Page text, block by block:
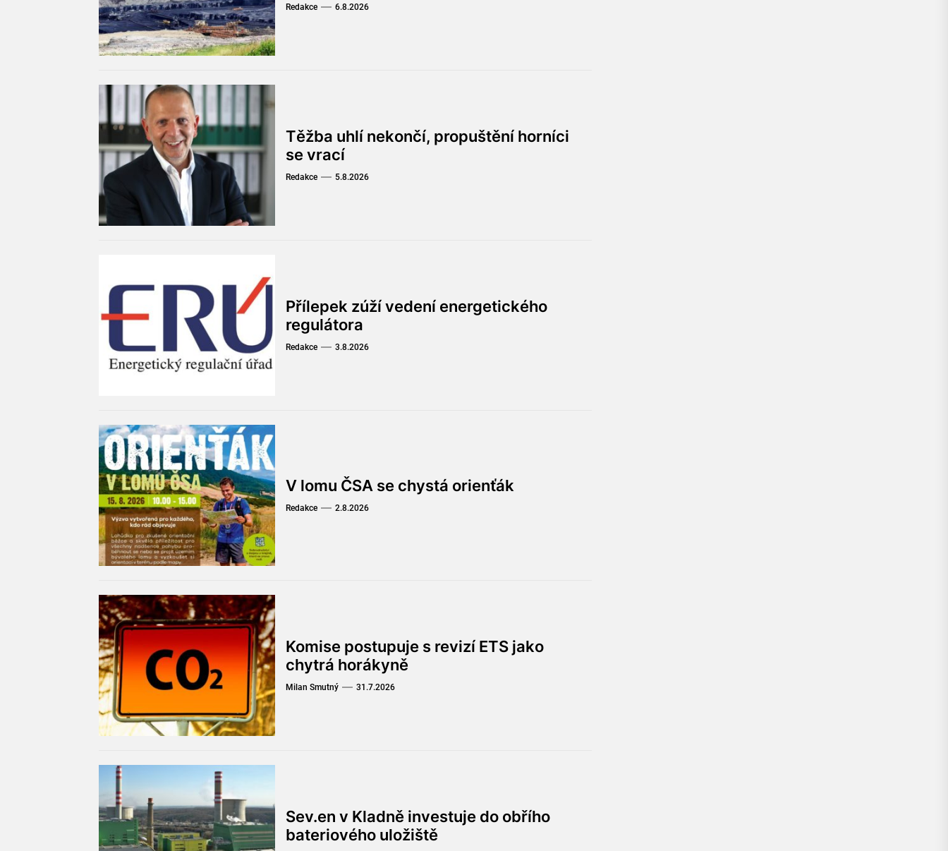
Redakce 6.8.2026
Těžba uhlí nekončí, propuštění horníci
se vrací
Redakce 5.8.2026
Přílepek zúží vedení energetického
regulátora
Redakce 3.8.2026
V lomu ČSA se chystá orienťák
Redakce 2.8.2026
Komise postupuje s revizí ETS jako
chytrá horákyně
Milan Smutný 31.7.2026
Sev.en v Kladně investuje do obřího
bateriového uložiště